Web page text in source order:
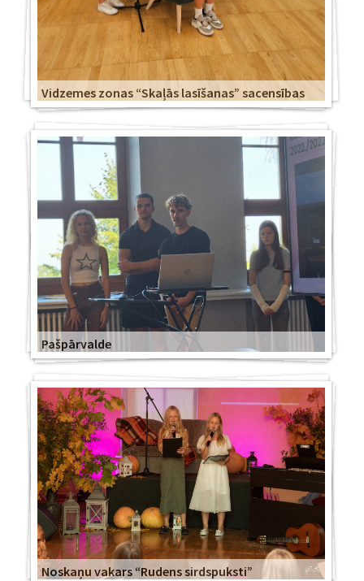
Vidzemes zonas “Skaļās lasīšanas” sacensības
Pašpārvalde
Noskaņu vakars “Rudens sirdspuksti”